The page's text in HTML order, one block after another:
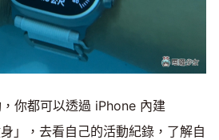
你都可以透過 iPhone 內建
」，去看自己的活動紀錄，了解自